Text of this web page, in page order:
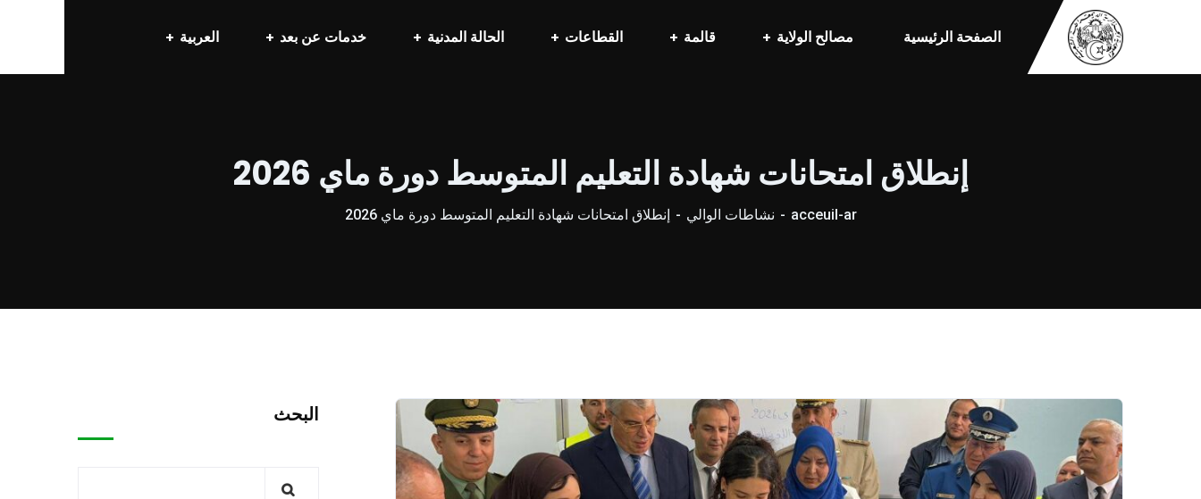
الصفحة الرئيسية مصالح الولاية قالمة القطاعات الحالة المدنية خدمات عن بعد العربية
إنطلاق امتحانات شهادة التعليم المتوسط دورة ماي 2026
acceuil-ar نشاطات الوالي إنطلاق امتحانات شهادة التعليم المتوسط دورة ماي 2026
البحث